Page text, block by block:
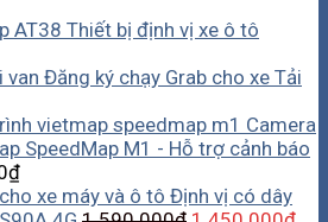
Thiết bị định vị xe ô tô
Đăng ký chạy Grab cho xe Tải
Camera
SpeedMap M1 - Hỗ trợ cảnh báo
₫
Định vị có dây